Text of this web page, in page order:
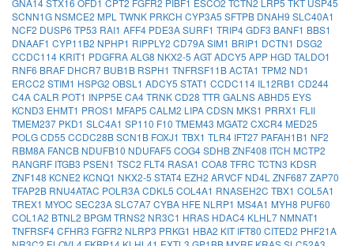
SCNN1G NSMCE2 MPL TWNK PRKCH CYP3A5 SFTPB DNAH9 SLC40A1
NCF2 DUSP6 TP53 RAI1 AFF4 PDE3ASURF1 TRIP4GDF3 BANF1 BBS1
DNAAF1 CYP11B2 NPHP1 RIPPLY2 CD79ASIM1 BRIP1 DCTN1 DSG2
CCDC114 KRIT1 PDGFRAALG8 NKX2-5 AGTADCY5 APP HGD TALDO1
RNF6 BRAF DHCR7 BUB1B RSPH1 TNFRSF11BACTA1 TPM2 ND1
ERCC2 STIM1 HSPG2 OBSL1 ADCY5 STAT1 CCDC114 IL12RB1 CD244
C4ACALR POT1 INPP5E CA4TRNKCD28 TTR GALNSABHD5 EYS
KCND3 EHMT1 PROS1 MFAP5 CALM2 LIPACDSN MKS1 PRRX1 FLII
TMEM237 PKD1 SLC4A1 SP110 F10 TMEM43 MGAT2 CXCR4 MED25
POLGCD55 CCDC28BSCN1B FOXJ1 TBX1 TLR4 IFT27 PAFAH1B1 NF2
RBM8A FANCB NDUFB10 NDUFAF5 COG4SDHBZNF408 ITCH MCTP2
RANGRF ITGB3 PSEN1 TSC2 FLT4 RASA1 COA8 TFRC TCTN3 KDSR
ZNF148 KCNE2 KCNQ1 NKX2-5 STAT4 EZH2 ARVCF ND4L ZNF687ZAP70
TFAP2B RNU4ATAC POLR3ACDKL5 COL4A1 RNASEH2C TBX1 COL5A1
TREX1 MYOC SEC23ASLC7A7CYBA HFE NLRP1 MS4A1 MYH8 PUF60
COL1A2 BTNL2 BPGM TRNS2 NR3C1 HRAS HDAC4 KLHL7 NMNAT1
TNFRSF4CFHR3 FGFR2 NLRP3 PRKG1 HBA2 KIT IFT80 CITED2 PHF21A